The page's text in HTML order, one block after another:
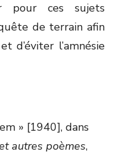
pour ces sujets
de terrain afin
d’éviter l’amnésie
» [1940], dans
autres poèmes,